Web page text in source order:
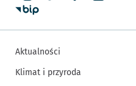
Aktualności
Klimat i przyroda